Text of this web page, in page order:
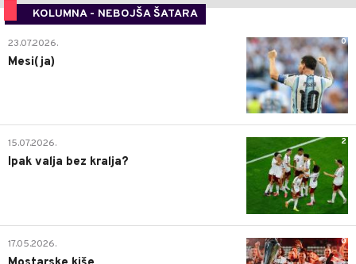
KOLUMNA - NEBOJŠA ŠATARA
0
23.07.2026.
Mesi(ja)
2
15.07.2026.
Ipak valja bez kralja?
0
17.05.2026.